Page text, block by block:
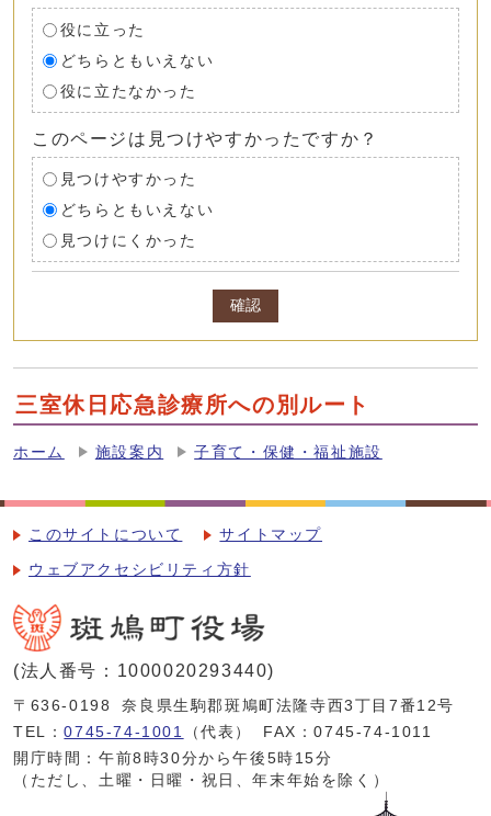
役に立った
どちらともいえない
役に立たなかった
このページは見つけやすかったですか？
見つけやすかった
どちらともいえない
見つけにくかった
確認
三室休日応急診療所への別ルート
ホーム 施設案内 子育て・保健・福祉施設
このサイトについて サイトマップ
ウェブアクセシビリティ方針
(法人番号：1000020293440)
〒636-0198
奈良県生駒郡斑鳩町法隆寺西3丁目7番12号
TEL：0745-74-1001 （代表）
FAX：0745-74-1011
開庁時間：午前8時30分から午後5時15分
（ただし、土曜・日曜・祝日、年末年始を除く）